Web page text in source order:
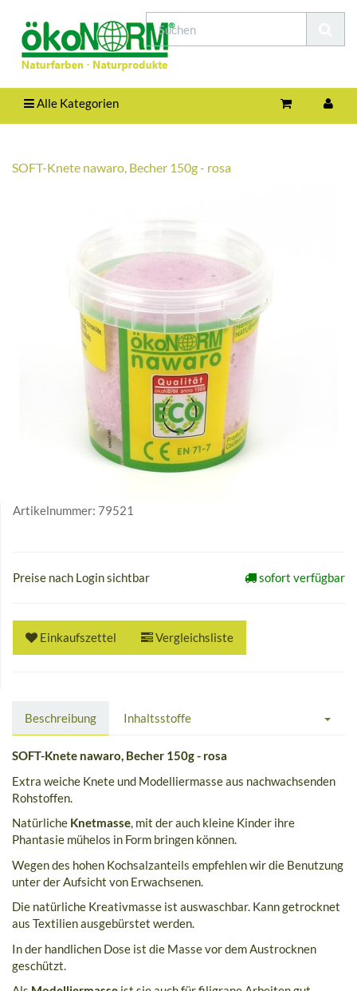
Alle Kategorien
SOFT-Knete nawaro, Becher 150g - rosa
Artikelnummer: 79521
Preise nach Login sichtbar sofort verfügbar
Einkaufszettel Vergleichsliste
Beschreibung Inhaltsstoffe
SOFT-Knete nawaro, Becher 150g - rosa
Extra weiche Knete und Modelliermasse aus nachwachsenden
Rohstoffen.
Natürliche Knetmasse, mit der auch kleine Kinder ihre
Phantasie mühelos in Form bringen können.
Wegen des hohen Kochsalzanteils empfehlen wir die Benutzung
unter der Aufsicht von Erwachsenen.
Die natürliche Kreativmasse ist auswaschbar. Kann getrocknet
aus Textilien ausgebürstet werden.
In der handlichen Dose ist die Masse vor dem Austrocknen
geschützt.